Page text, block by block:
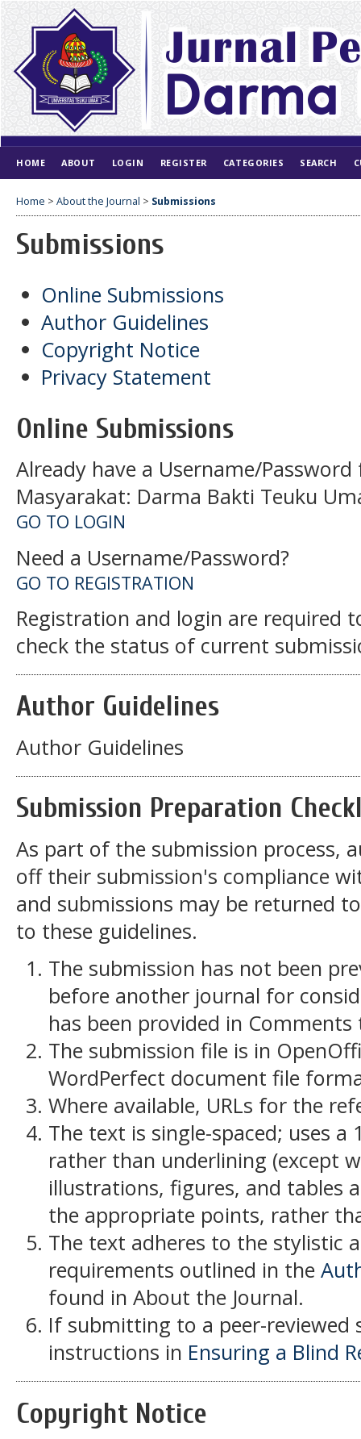
HOME ABOUT LOGIN REGISTER CATEGORIES SEARCH
Home > About the Journal > Submissions
Submissions
Online Submissions
Author Guidelines
Copyright Notice
Privacy Statement
Online Submissions
Already have a Username/
Masyarakat: Darma Bakti Teuku
GO TO LOGIN
Need a Username/Password?
GO TO REGISTRATION
Registration and login are required
check the status of current
Author Guidelines
Author Guidelines
Submission Preparation
As part of the submission process,
off their submission's compliance
and submissions may be returned
to these guidelines.
The submission has not been
before another journal for
has been provided in
The submission file is in
WordPerfect document file
Where available, URLs for the
The text is single-spaced; uses
rather than underlining (except
illustrations, figures, and tables
the appropriate points, rather
The text adheres to the stylistic
requirements outlined in the
found in About the Journal.
If submitting to a peer-
instructions in Ensuring a Blind
Copyright Notice